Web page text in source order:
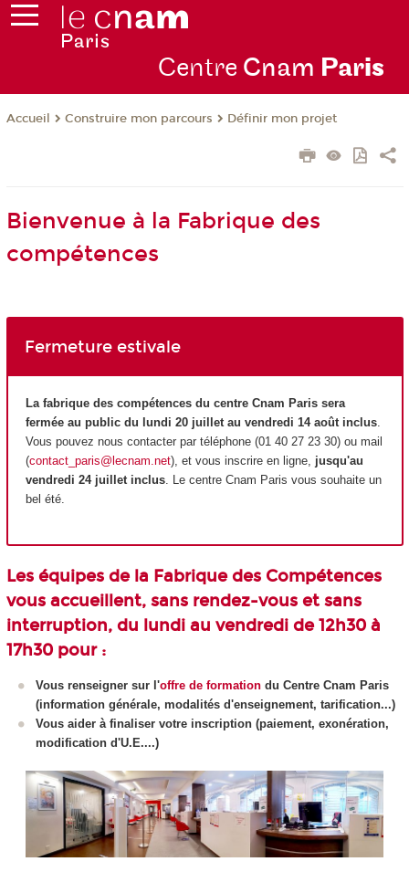
Centre Cnam Paris
Accueil Construire mon parcours Définir mon projet
Bienvenue à la Fabrique des
compétences
Fermeture estivale
La fabrique des compétences du centre Cnam Paris sera
fermée au public du lundi 20 juillet au vendredi 14 août inclus.
Vous pouvez nous contacter par téléphone (01 40 27 23 30) ou mail
(contact_paris@lecnam.net), et vous inscrire en ligne, jusqu'au
vendredi 24 juillet inclus. Le centre Cnam Paris vous souhaite un
bel été.
Les équipes de la Fabrique des Compétences
vous accueillent, sans rendez-vous et sans
interruption, du lundi au vendredi de 12h30 à
17h30 pour :
Vous renseigner sur l'offre de formation du Centre Cnam Paris
(information générale, modalités d'enseignement, tarification...)
Vous aider à finaliser votre inscription (paiement, exonération,
modification d'U.E....)